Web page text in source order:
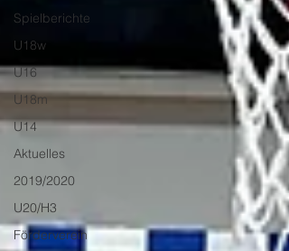
Spielberichte
U18w
U16
U18m
U14
Aktuelles
2019/2020
U20/H3
Förderverein